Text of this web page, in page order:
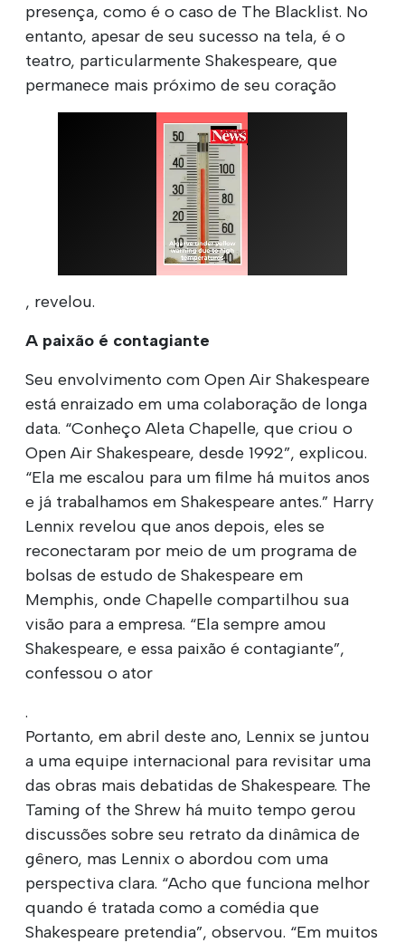
presença, como é o caso de The Blacklist. No
entanto, apesar de seu sucesso na tela, é o
teatro, particularmente Shakespeare, que
permanece mais próximo de seu coração
, revelou.
A paixão é contagiante
Seu envolvimento com Open Air Shakespeare
está enraizado em uma colaboração de longa
data. “Conheço Aleta Chapelle, que criou o
Open Air Shakespeare, desde 1992”, explicou.
“Ela me escalou para um filme há muitos anos
e já trabalhamos em Shakespeare antes.” Harry
Lennix revelou que anos depois, eles se
reconectaram por meio de um programa de
bolsas de estudo de Shakespeare em
Memphis, onde Chapelle compartilhou sua
visão para a empresa. “Ela sempre amou
Shakespeare, e essa paixão é contagiante”,
confessou o ator
.
Portanto, em abril deste ano, Lennix se juntou
a uma equipe internacional para revisitar uma
das obras mais debatidas de Shakespeare. The
Taming of the Shrew há muito tempo gerou
discussões sobre seu retrato da dinâmica de
gênero, mas Lennix o abordou com uma
perspectiva clara. “Acho que funciona melhor
quando é tratada como a comédia que
Shakespeare pretendia”, observou. “Em muitos